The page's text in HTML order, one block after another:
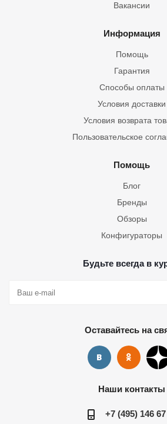
Вакансии
Информация
Помощь
Гарантия
Способы оплаты
Условия доставки
Условия возврата
Пользовательское
Помощь
Блог
Бренды
Обзоры
Конфигураторы
Будьте всегда в
Оставайтесь на
Наши контакты
+7 (495) 146